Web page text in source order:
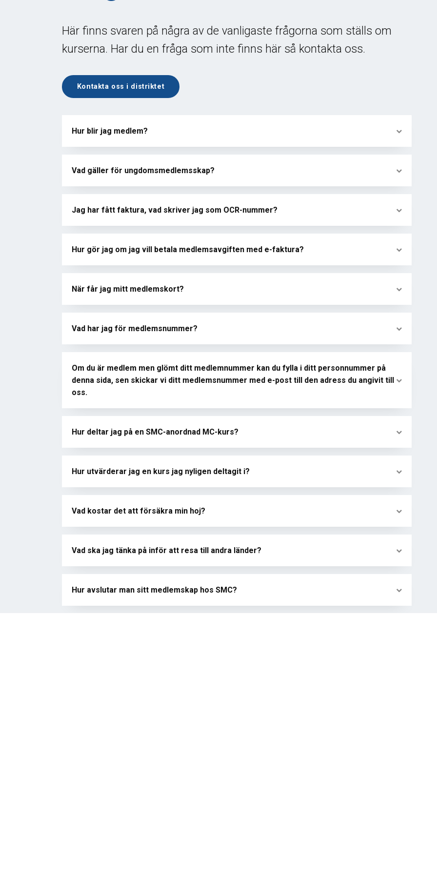
Här finns svaren på några av de vanligaste frågorna som ställs om
kurserna. Har du en fråga som inte finns här så kontakta oss.
Kontakta oss i distriktet
Hur blir jag medlem?
Vad gäller för ungdomsmedlemsskap?
Jag har fått faktura, vad skriver jag som OCR-nummer?
Hur gör jag om jag vill betala medlemsavgiften med e-faktura?
När får jag mitt medlemskort?
Vad har jag för medlemsnummer?
Om du är medlem men glömt ditt medlemnummer kan du fylla i ditt personnummer på
denna sida, sen skickar vi ditt medlemsnummer med e-post till den adress du angivit till
oss.
Hur deltar jag på en SMC-anordnad MC-kurs?
Hur utvärderar jag en kurs jag nyligen deltagit i?
Vad kostar det att försäkra min hoj?
Vad ska jag tänka på inför att resa till andra länder?
Hur avslutar man sitt medlemskap hos SMC?